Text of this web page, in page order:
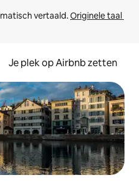
vertaald. Originele taal
Je plek op Airbnb zetten